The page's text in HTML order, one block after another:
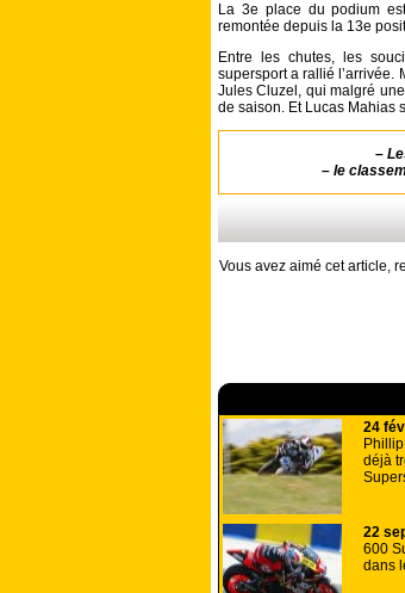
La 3e place du podium
remontée depuis la 13e
Entre les chutes, les
supersport a rallié l’arrivée.
Jules Cluzel, qui malgré
de saison. Et Lucas Mahias
–
– le
Vous avez aimé cet article,
24
déjà
22
600
dans